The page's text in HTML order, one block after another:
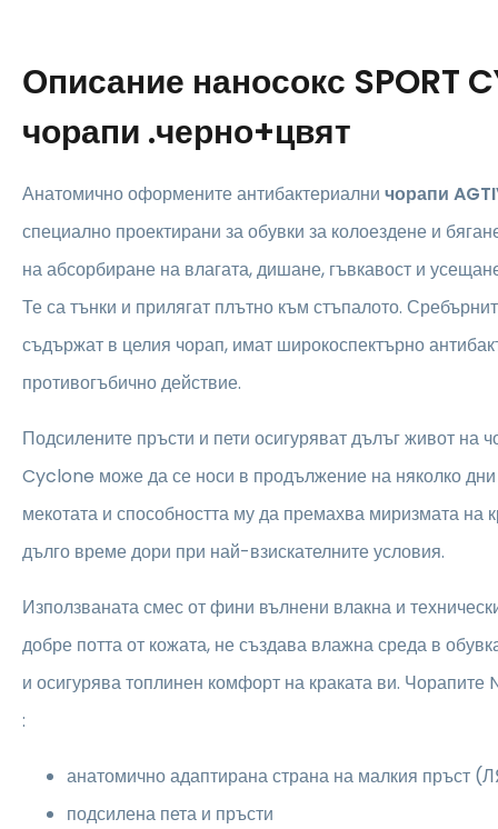
Описание наносокс SPORT
чорапи .черно+цвят
Анатомично оформените антибактериални чорапи
специално проектирани за обувки за колоездене и
на абсорбиране на влагата, дишане, гъвкавост и
Те са тънки и прилягат плътно към стъпалото.
съдържат в целия чорап, имат широкоспектърно
противогъбично действие.
Подсилените пръсти и пети осигуряват дълъг живот на
Cyclone може да се носи в продължение на няколко дни
мекотата и способността му да премахва миризмата на
дълго време дори при най-взискателните условия.
Използваната смес от фини вълнени влакна и
добре потта от кожата, не създава влажна среда в
и осигурява топлинен комфорт на краката ви.
:
анатомично адаптирана страна на малкия
подсилена пета и пръсти